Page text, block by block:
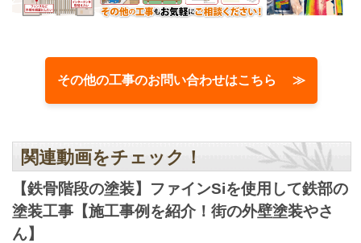
その他の工事のお問い合わせはこちら ≫
関連動画をチェック！
【鉄骨階段の塗装】ファインSiを使用して鉄部の
塗装工事【施工事例を紹介！街の外壁塗装やさ
ん】